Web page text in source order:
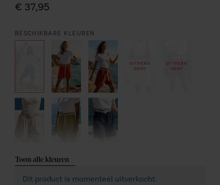
€ 37,95
BESCHIKBARE KLEUREN
UITVERK
OCHT
UITVERK
OCHT
Toon alle kleuren
Dit product is momenteel uitverkocht